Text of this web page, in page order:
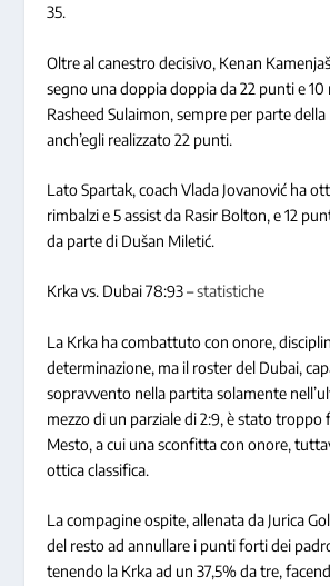
35.
Oltre al canestro decisivo, Kenan
segno una doppia doppia da 22 punti e
Rasheed Sulaimon, sempre per parte
anch’egli realizzato 22 punti.
Lato Spartak, coach Vlada Jovanović ha
rimbalzi e 5 assist da Rasir Bolton, e 12
da parte di Dušan Miletić.
Krka vs. Dubai 78:93 –statistiche
La Krka ha combattuto con onore,
determinazione, ma il roster del Dubai,
sopravvento nella partita solamente
mezzo di un parziale di 2:9, è stato
Mesto, a cui una sconfitta con onore,
ottica classifica.
La compagine ospite, allenata da Jurica
del resto ad annullare i punti forti dei
tenendo la Krka ad un 37,5% da tre,